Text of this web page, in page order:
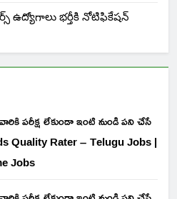
ఉద్యోగాలు భర్తీకి నోటిఫికేషన్
పరీక్ష లేకుండా ఇంటి నుండి పని చేసే
Quality Rater – Telugu Jobs |
Jobs